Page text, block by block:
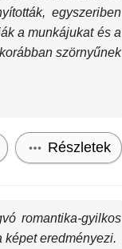
egyszeriben
a munkájukat és a
szörnyűnek
Részletek
romantika-gyilkos
képet eredményezi.